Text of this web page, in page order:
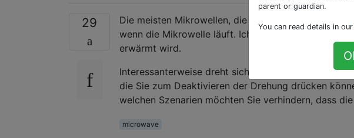
29
Die meisten Mikrowellen, die ich verwendet habe,
wenn die Mikrowelle läuft. Ich gehe davon aus, dass
erwärmt wird.
Interessanterweise dreht sich meine Mikrowelle
die Sie zum Deaktivieren der Drehung drücken
welchen Szenarien möchten Sie verhindern, dass
microwave
parent or guardian.
You can read details in our